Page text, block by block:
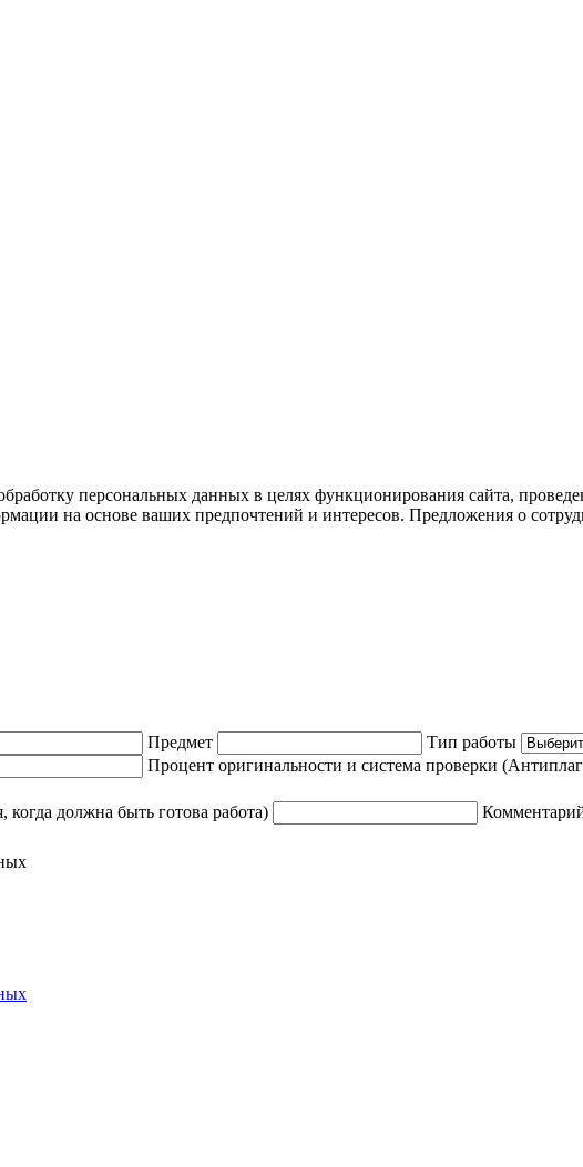
персональных данных в целях функционирования сайта,
на основе ваших предпочтений и интересов. Предложения о
Предмет
Тип работы
Процент оригинальности и система проверки
должна быть готова работа)